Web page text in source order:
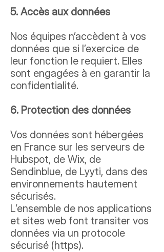
5. Accès aux données
Nos équipes n’accèdent à vos
données que si l’exercice de
leur fonction le requiert. Elles
sont engagées à en garantir la
confidentialité.
6. Protection des données
Vos données sont hébergées
en France sur les serveurs de
Hubspot, de Wix, de
Sendinblue, de Lyyti, dans des
environnements hautement
sécurisés.
L’ensemble de nos applications
et sites web font transiter vos
données via un protocole
sécurisé (https).